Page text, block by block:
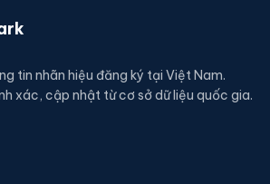
tin nhãn hiệu đăng ký tại Việt Nam.
xác, cập nhật từ cơ sở dữ liệu quốc gia.